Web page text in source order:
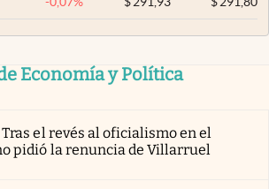
Economía y Política
Tras el revés al oficialismo en el
pidió la renuncia de Villarruel